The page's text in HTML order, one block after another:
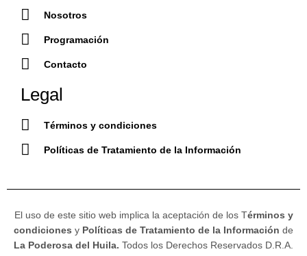
Nosotros
Programación
Contacto
Legal
Términos y condiciones
Políticas de Tratamiento de la Información
El uso de este sitio web implica la aceptación de los Términos y
condiciones y Políticas de Tratamiento de la Información de
La Poderosa del Huila. Todos los Derechos Reservados D.R.A.